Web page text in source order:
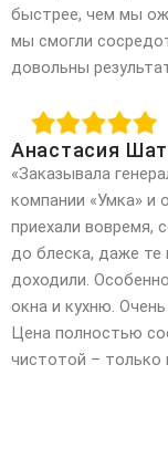
быстрее, чем мы
мы смогли
довольны
Анастасия
«Заказывала
компании «Умка» и
приехали вовремя,
до блеска, даже
доходили.
окна и кухню.
Цена полностью
чистотой – только